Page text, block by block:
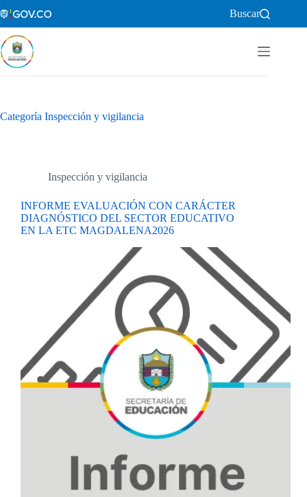
al
contenido
Buscar
Categoría Inspección y vigilancia
Inspección y vigilancia
INFORME EVALUACIÓN CON CARÁCTER
DIAGNÓSTICO DEL SECTOR EDUCATIVO
EN LA ETC MAGDALENA2026